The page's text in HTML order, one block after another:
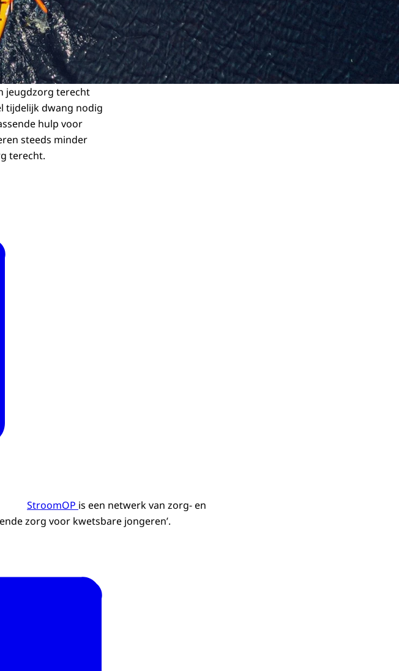
jeugdzorg terecht
tijdelijk dwang nodig
hulp voor
steeds minder
terecht.
StroomOP is een netwerk van zorg- en
zorg voor kwetsbare jongeren’.